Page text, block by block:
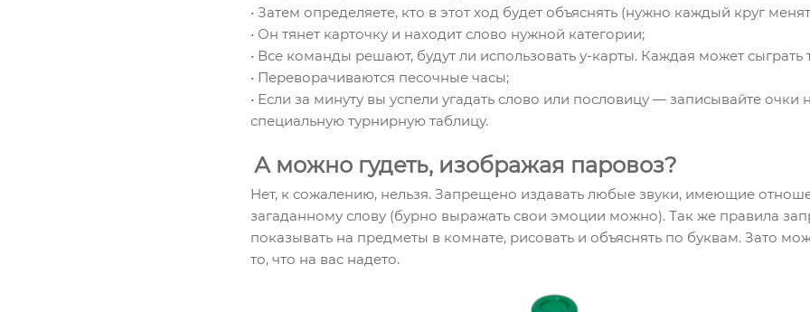
• Затем определяете, кто в этот ход будет объяснять (нужно каждый круг
• Он тянет карточку и находит слово нужной категории;
• Все команды решают, будут ли использовать у-карты. Каждая может сыграть
• Переворачиваются песочные часы;
• Если за минуту вы успели угадать слово или пословицу — записывайте очки
специальную турнирную таблицу.
А можно гудеть, изображая паровоз?
Нет, к сожалению, нельзя. Запрещено издавать любые звуки, имеющие
загаданному слову (бурно выражать свои эмоции можно). Так же правила
показывать на предметы в комнате, рисовать и объяснять по буквам. Зато
то, что на вас надето.